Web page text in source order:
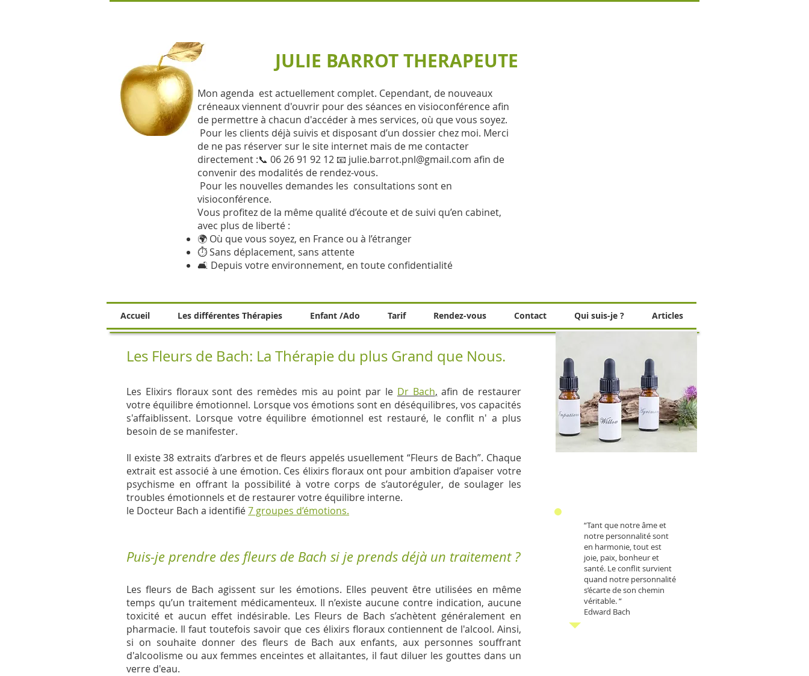
Mon agenda est actuellement complet. Cependant, de nouveaux
créneaux viennent d'ouvrir pour des séances en visioconférence afin
de permettre à chacun d'accéder à mes services, où que vous soyez.
Pour les clients déjà suivis et disposant d’un dossier chez moi. Merci
de ne pas réserver sur le site internet mais de me contacter
directement :📞 06 26 91 92 12 📧 julie.barrot.pnl@gmail.com afin de
convenir des modalités de rendez-vous.
Pour les nouvelles demandes les consultations sont en
visioconférence.
Vous profitez de la même qualité d’écoute et de suivi qu’en cabinet,
avec plus de liberté :
🌍 Où que vous soyez, en France ou à l’étranger
⏱ Sans déplacement, sans attente
🛋 Depuis votre environnement, en toute confidentialité
JULIE BARROT THERAPEUTE
Accueil Les différentes Thérapies Enfant /Ado Tarif Rendez-vous Contact Qui suis-je ? Articles
Les Fleurs de Bach: La Thérapie du plus Grand que Nous.
Les Elixirs floraux sont des remèdes mis au point par le Dr Bach, afin de restaurer
votre équilibre émotionnel. Lorsque vos émotions sont en déséquilibres, vos capacités
s'affaiblissent. Lorsque votre équilibre émotionnel est restauré, le conflit n' a plus
besoin de se manifester.
Il existe 38 extraits d’arbres et de fleurs appelés usuellement “Fleurs de Bach”. Chaque
extrait est associé à une émotion. Ces élixirs floraux ont pour ambition d’apaiser votre
psychisme en offrant la possibilité à votre corps de s’autoréguler, de soulager les
troubles émotionnels et de restaurer votre équilibre interne.
le Docteur Bach a identifié7 groupes d’émotions.
Puis-je prendre des fleurs de Bach si je prends déjà un traitement ?
Les fleurs de Bach agissent sur les émotions. Elles peuvent être utilisées en même
temps qu’un traitement médicamenteux. Il n’existe aucune contre indication, aucune
toxicité et aucun effet indésirable. Les Fleurs de Bach s’achètent généralement en
pharmacie. Il faut toutefois savoir que ces élixirs floraux contiennent de l'alcool. Ainsi,
si on souhaite donner des fleurs de Bach aux enfants, aux personnes souffrant
d'alcoolisme ou aux femmes enceintes et allaitantes, il faut diluer les gouttes dans un
verre d'eau.
“Tant que notre âme et
notre personnalité sont
en harmonie, tout est
joie, paix, bonheur et
santé. Le conflit survient
quand notre personnalité
s’écarte de son chemin
véritable. “
Edward Bach